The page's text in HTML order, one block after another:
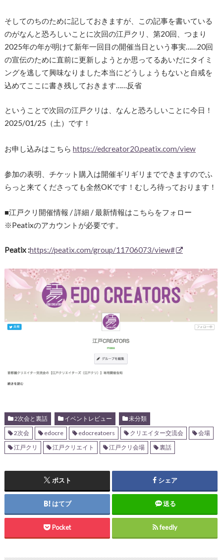
そしてのちのために記しておきますが、この記事を書いている
のがなんと恐ろしいことに次回の江戸クリ、第20回、つまり
2025年の年が明けて新年一回目の開催当日という事実……20回
の宣伝のために直前に更新しようとか思ってるあいだにタイミ
ングを逃して興味なりました本当にどうしょうもないと自戒を
込めてここに書き残しておきます……反省
ということで次回の江戸クリは、なんと恐ろしいことに今日！
2025/01/25（土）です！
お申し込みはこちら https://edcreator20.peatix.com/view
参加の表明、チケット購入は開催ギリギリまでできますのでふ
らっと来てくださっても全然OKです！むしろ待っております！
■江戸クリ開催情報 / 詳細 / 最新情報はこちらをフォロー
※Peatixのアカウントが必要です。
Peatix :https://peatix.com/group/11706073/view#
2次会と裏話 イベントレビュー
未分類
2次会
edocre edocreatoers クリエイター交流会
会場
江戸クリ
江戸クリエイト 江戸クリ会場 裏話
ポスト シェア
はてブ 送る
Pocket feedly